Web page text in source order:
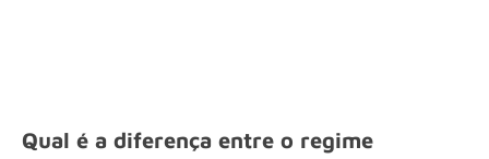
Qual é a diferença entre o regime